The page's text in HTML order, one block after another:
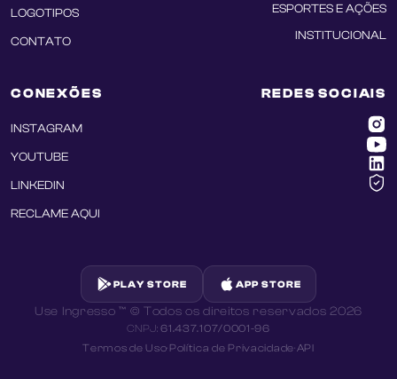
LOGOTIPOS
CONTATO
ESPORTES E AÇÕES
INSTITUCIONAL
CONEXÕES
INSTAGRAM
YOUTUBE
LINKEDIN
RECLAME AQUI
REDES SOCIAIS
PLAY STORE APP STORE
Use Ingresso ™ © Todos os direitos reservados2026
CNPJ:61.437.107/0001-96
Termos de Uso· Política de Privacidade·API